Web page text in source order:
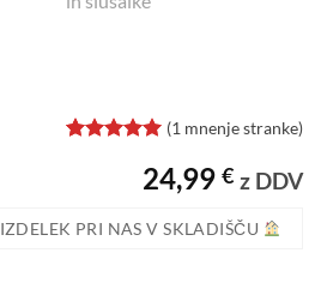
od 5 na
stranke
(1 mnenje stranke)
24,99 € z DDV
IZDELEK PRI NAS V SKLADIŠČU